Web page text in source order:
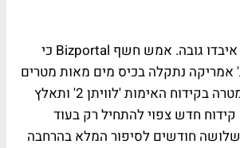
השותפות ב'לוויתן' איבדו גובה. אמש חשף Bizportal כי
אמריקה נתקלה בכיס מים מאות מטרים
ספורים משכבת המטרה בקידוח האימות 'לוויתן 2' ותאלץ
חדש צפוי להתחיל רק בעוד
חודשים לסיפור המלא בהרחבה